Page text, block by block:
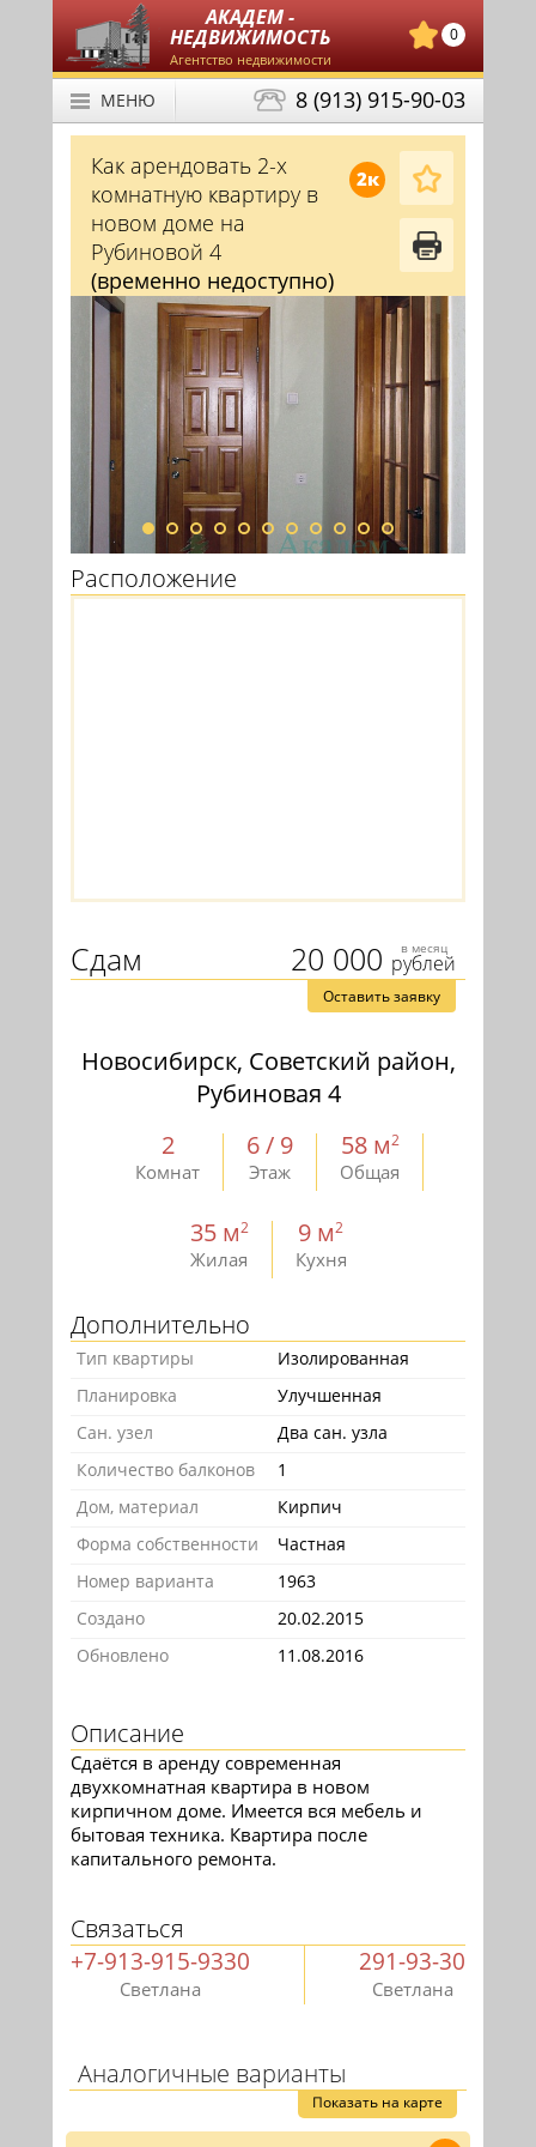
АКАДЕМ -
НЕДВИЖИМОСТЬ
Агентство недвижимости
0
8 (913) 915-90-03
МЕНЮ
2к
Как арендовать 2-х
комнатную квартиру в
новом доме на
Рубиновой 4
(временно недоступно)
Расположение
20 000 в месяц
рублей
Сдам
Оставить заявку
Новосибирск, Советский район,
Рубиновая 4
2
Комнат
6 / 9
Этаж
58 м2
Общая
35 м2
Жилая
9 м2
Кухня
Дополнительно
Тип квартиры
Изолированная
Планировка
Улучшенная
Сан. узел
Два сан. узла
Количество балконов
1
Дом, материал
Кирпич
Форма собственности
Частная
Номер варианта
1963
Создано
20.02.2015
Обновлено
11.08.2016
Описание
Сдаётся в аренду современная
двухкомнатная квартира в новом
кирпичном доме. Имеется вся мебель и
бытовая техника. Квартира после
капитального ремонта.
Связаться
+7-913-915-9330
Светлана
291-93-30
Светлана
Аналогичные варианты
Показать на карте